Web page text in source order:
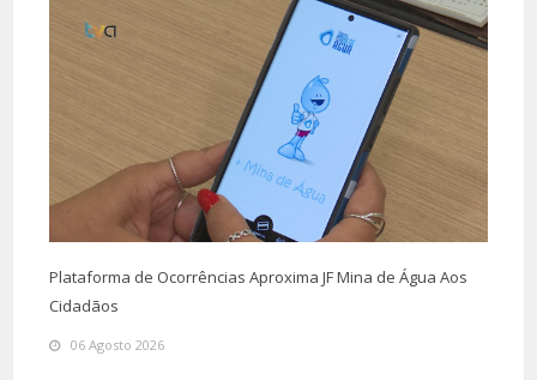
Plataforma de Ocorrências Aproxima JF Mina de Água Aos
Cidadãos
06 Agosto 2026